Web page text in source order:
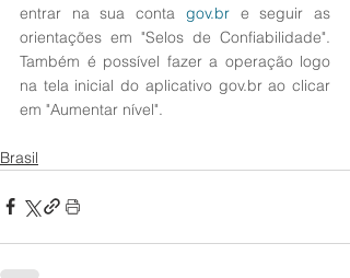
entrar na sua conta gov.br e seguir as
orientações em "Selos de Confiabilidade".
Também é possível fazer a operação logo
na tela inicial do aplicativo gov.br ao clicar
em "Aumentar nível".
Brasil